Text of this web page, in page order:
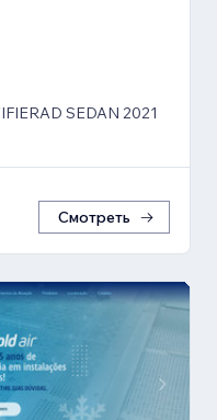
SEDAN 2021
Смотреть